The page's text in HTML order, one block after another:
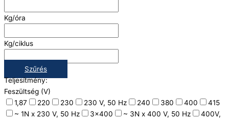
Kg/óra
Kg/ciklus
Szűrés
Teljesítmény:
Feszültség (V)
1,87
220 230 230 V, 50 Hz 240 380 400
415
~ 1N x 230 V, 50 Hz
3x400 ~ 3N x 400 V, 50 Hz
400V,